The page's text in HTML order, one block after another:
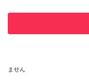
ません